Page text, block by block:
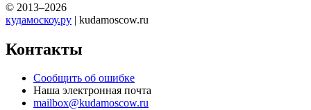
© 2013–2026
кудамоскоу.ру | kudamoscow.ru
Контакты
Сообщить об ошибке
Наша электронная почта
mailbox@kudamoscow.ru